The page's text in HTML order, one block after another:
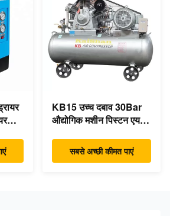
KB15 उच्च दबाव 30Bar
औद्योगिक मशीन पिस्टन एयर
सबसे अच्छी कीमत पाएं